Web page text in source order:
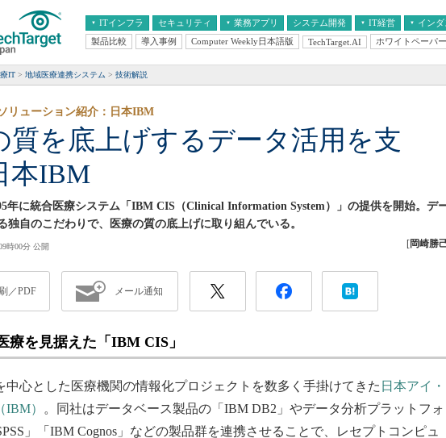
ITインフラ セキュリティ 業務アプリ
エンタープライズAI
ERP
CX
情報系システム
システム開発 IT経営
経営とIT
イン
医療IT
製品比較 導入事例 Computer Weekly日本語版 TechTarget.AI ホワイトペーパー
IT 地域医療連携システム 技術解説
質を底上げするデータ活用を支
IBM
リューション紹介：日本IBM
年に統合医療システム「IBM CIS（Clinical Information System）」の提供を開始。デ
独自のこだわりで、医療の質の底上げに取り組んでいる。
時00分 公開 [岡崎勝
／PDF メール通知
療を見据えた「IBM CIS」
心とした医療機関の情報化プロジェクトを数多く手掛けてきた 日本アイ・
IBM）
。同社はデータベース製品の「IBM DB2」やデータ分析プラットフォ
」「IBM Cognos」などの製品群を連携させることで、レセプトコンピュ